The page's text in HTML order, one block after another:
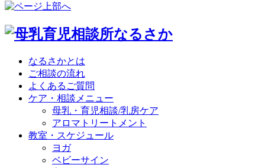
なるさかとは
ご相談の流れ
よくあるご質問
ケア・相談メニュー
母乳・育児相談/乳房ケア
アロマトリートメント
教室・スケジュール
ヨガ
ベビーサイン